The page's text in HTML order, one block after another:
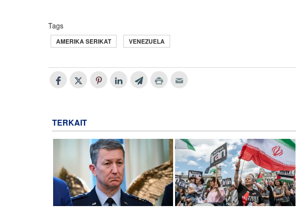
Tags
AMERIKA SERIKAT VENEZUELA
TERKAIT